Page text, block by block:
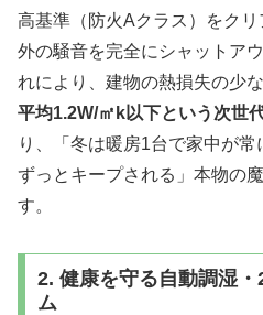
高基準（防火Aクラス）をクリ
外の騒音を完全にシャットア
れにより、建物の熱損失の少
平均1.2W/㎡k以下という次世
り、「冬は暖房1台で家中が
ずっとキープされる」本物の
す。
2. 健康を守る自動調湿
ム